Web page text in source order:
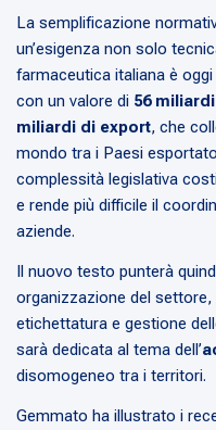
La semplificazione
un’esigenza non solo
farmaceutica italiana è
con un valore di 56
miliardi di export, che
mondo tra i Paesi
complessità legislativa
e rende più difficile il
aziende.
Il nuovo testo punterà
organizzazione del
etichettatura e gestione
sarà dedicata al tema dell’
disomogeneo tra i territori.
Gemmato ha illustrato i